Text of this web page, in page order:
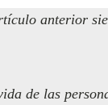
anterior
de las